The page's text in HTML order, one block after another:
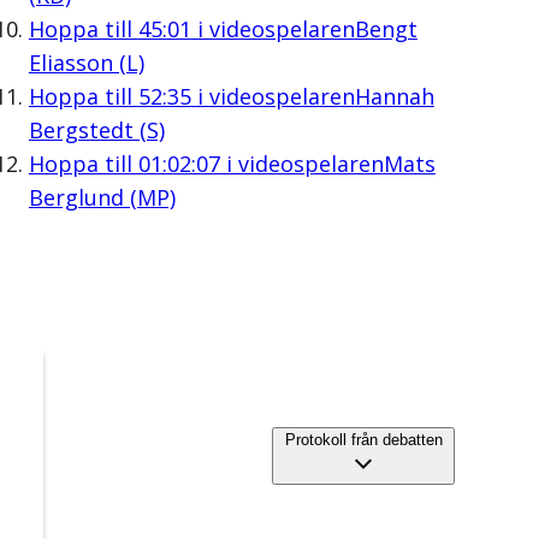
Hoppa till 45:01 i videospelarenBengt
Eliasson (L)
Hoppa till 52:35i videospelarenHannah
Bergstedt (S)
Hoppa till 01:02:07i videospelarenMats
Berglund (MP)
Protokoll från debatten